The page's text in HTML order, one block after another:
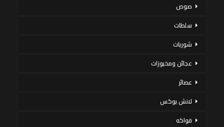
صوص
سلطات
شوربات
عجائن ومخبوزات
عصائر
لانش بوكس
فواكه